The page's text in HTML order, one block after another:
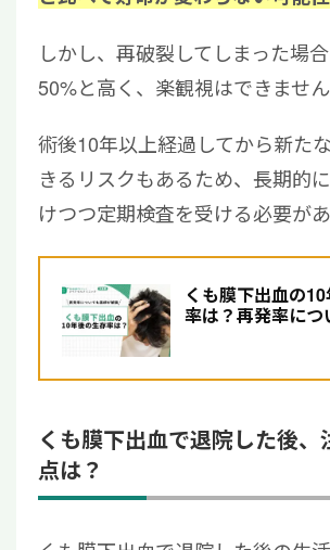
しかし、再破裂してしまった場
50%と高く、楽観視はできません
術後10年以上経過してから新た
きるリスクもあるため、長期的
けつつ定期検査を受ける必要があ
くも膜下出血の
率は？再発率につ
くも膜下出血で退院した後、
点は？